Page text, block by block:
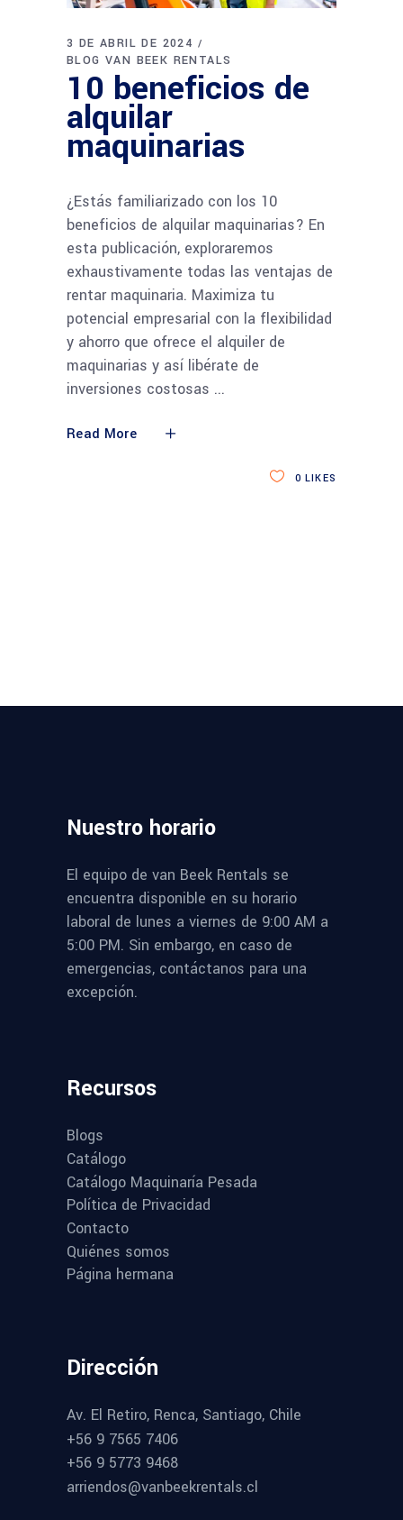
3 DE ABRIL DE 2024
BLOG VAN BEEK RENTALS
10 beneficios de
alquilar
maquinarias
¿Estás familiarizado con los 10
beneficios de alquilar maquinarias? En
esta publicación, exploraremos
exhaustivamente todas las ventajas de
rentar maquinaria. Maximiza tu
potencial empresarial con la flexibilidad
y ahorro que ofrece el alquiler de
maquinarias y así libérate de
inversiones costosas
Read More
0 LIKES
Nuestro horario
El equipo de van Beek Rentals se
encuentra disponible en su horario
laboral de lunes a viernes de 9:00 AM a
5:00 PM. Sin embargo, en caso de
emergencias, contáctanos para una
excepción.
Recursos
Blogs
Catálogo
Catálogo Maquinaría Pesada
Política de Privacidad
Contacto
Quiénes somos
Página hermana
Dirección
Av. El Retiro, Renca, Santiago, Chile
+56 9 7565 7406
+56 9 5773 9468
arriendos@vanbeekrentals.cl